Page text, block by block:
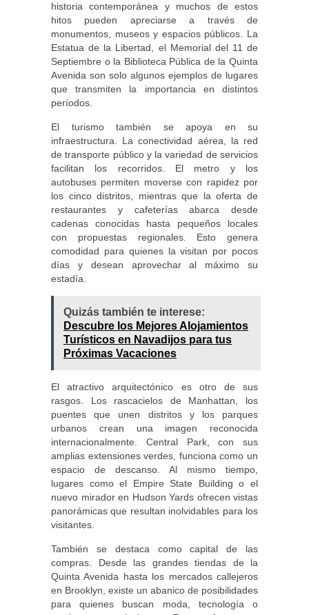
historia contemporánea y muchos de estos
hitos pueden apreciarse a través de
monumentos, museos y espacios públicos. La
Estatua de la Libertad, el Memorial del 11 de
Septiembre o la Biblioteca Pública de la Quinta
Avenida son solo algunos ejemplos de lugares
que transmiten la importancia en distintos
períodos.
El turismo también se apoya en su
infraestructura. La conectividad aérea, la red
de transporte público y la variedad de servicios
facilitan los recorridos. El metro y los
autobuses permiten moverse con rapidez por
los cinco distritos, mientras que la oferta de
restaurantes y cafeterías abarca desde
cadenas conocidas hasta pequeños locales
con propuestas regionales. Esto genera
comodidad para quienes la visitan por pocos
días y desean aprovechar al máximo su
estadía.
Quizás también te interese:
Descubre los Mejores Alojamientos
Turísticos en Navadijos para tus
Próximas Vacaciones
El atractivo arquitectónico es otro de sus
rasgos. Los rascacielos de Manhattan, los
puentes que unen distritos y los parques
urbanos crean una imagen reconocida
internacionalmente. Central Park, con sus
amplias extensiones verdes, funciona como un
espacio de descanso. Al mismo tiempo,
lugares como el Empire State Building o el
nuevo mirador en Hudson Yards ofrecen vistas
panorámicas que resultan inolvidables para los
visitantes.
También se destaca como capital de las
compras. Desde las grandes tiendas de la
Quinta Avenida hasta los mercados callejeros
en Brooklyn, existe un abanico de posibilidades
para quienes buscan moda, tecnología o